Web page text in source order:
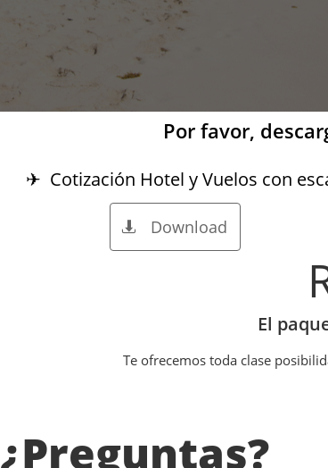
Por favor,
✈ Cotización Hotel y Vuelos con
Download

Te ofrecemos toda clase
El
¿Preguntas?